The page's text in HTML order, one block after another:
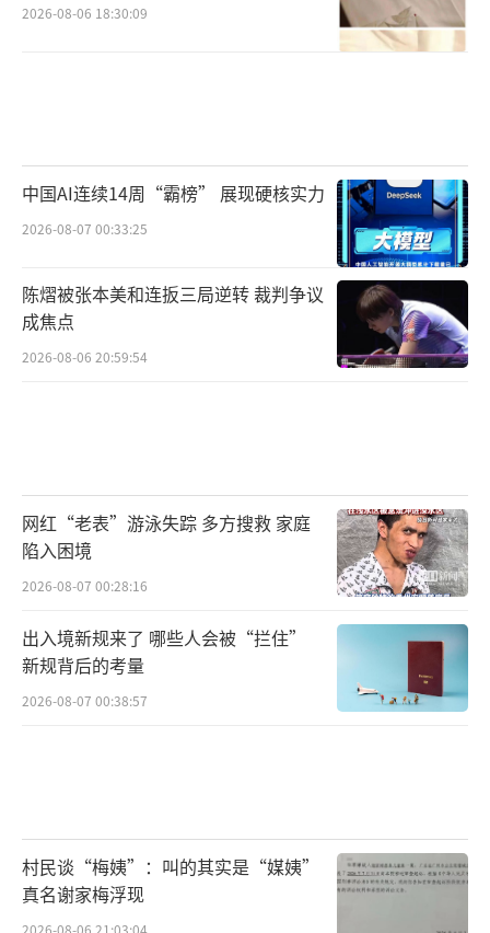
2026-08-06 18:30:09
中国AI连续14周“霸榜” 展现硬核实力
2026-08-07 00:33:25
陈熠被张本美和连扳三局逆转 裁判争议
成焦点
2026-08-06 20:59:54
网红“老表”游泳失踪 多方搜救 家庭
陷入困境
2026-08-07 00:28:16
出入境新规来了 哪些人会被“拦住”
新规背后的考量
2026-08-07 00:38:57
村民谈“梅姨”：叫的其实是“媒姨”
真名谢家梅浮现
2026-08-06 21:03:04